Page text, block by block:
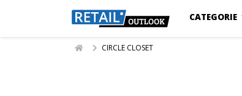
CATEGORIE
CIRCLE CLOSET